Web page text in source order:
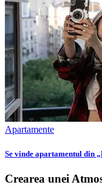
Apartamente
Se vinde apartamentul din
Crearea unei